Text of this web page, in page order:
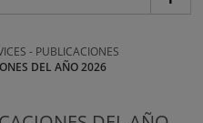
- PUBLICACIONES
DEL AÑO 2026